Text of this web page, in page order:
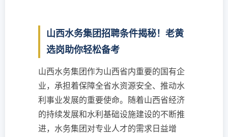
山西水务集团招聘条件揭秘！老黄
选岗助你轻松备考
山西水务集团作为山西省内重要的国有企
业，承担着保障全省水资源安全、推动水
利事业发展的重要使命。随着山西省经济
的持续发展和水利基础设施建设的不断推
进，水务集团对专业人才的需求日益增